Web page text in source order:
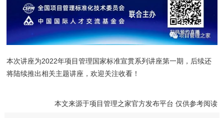
本次讲座为2022年项目管理国家标准宣贯系列讲座第一期，后续还
将陆续推出相关主题讲座，欢迎关注收看！
本文来源于项目管理之家官方发布平台 仅供参考阅读